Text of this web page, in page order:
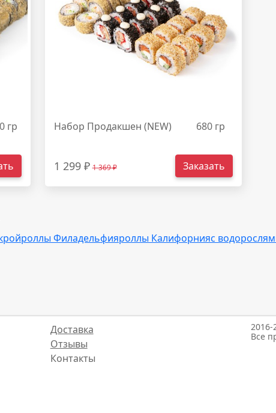
гр Набор Продакшен (NEW) 680 гр
1 299 ₽ 1 369 ₽ Заказать
роллы Филадельфияроллы Калифорнияс
Доставка
Отзывы
Контакты
Все